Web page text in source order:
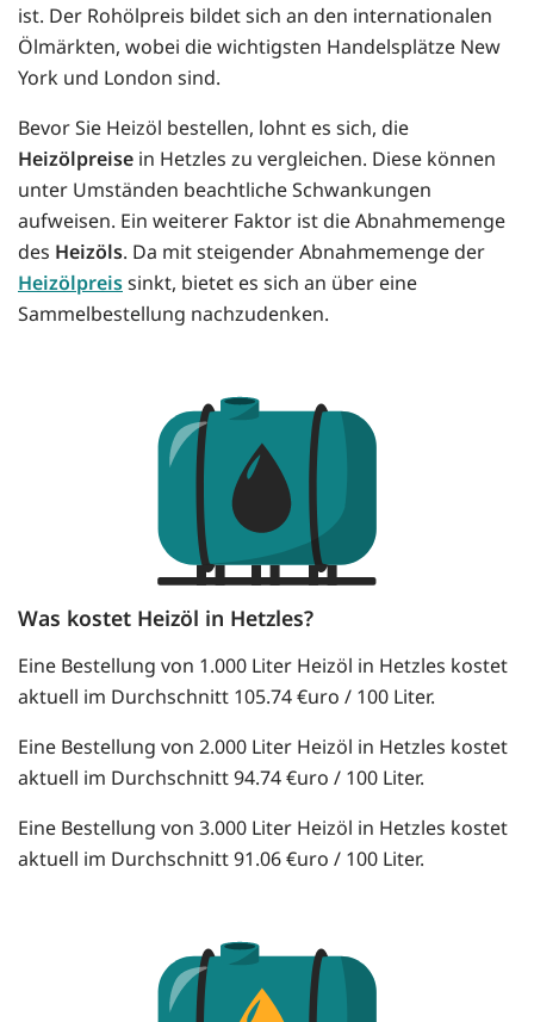
ist. Der Rohölpreis bildet sich an den internationalen
Ölmärkten, wobei die wichtigsten Handelsplätze New
York und London sind.
Bevor Sie Heizöl bestellen, lohnt es sich, die
Heizölpreise in Hetzles zu vergleichen. Diese können
unter Umständen beachtliche Schwankungen
aufweisen. Ein weiterer Faktor ist die Abnahmemenge
des Heizöls. Da mit steigender Abnahmemenge der
Heizölpreissinkt, bietet es sich an über eine
Sammelbestellung nachzudenken.
Was kostet Heizöl in Hetzles?
Eine Bestellung von 1.000 Liter Heizöl in Hetzles kostet
aktuell im Durchschnitt 105.74 €uro / 100 Liter.
Eine Bestellung von 2.000 Liter Heizöl in Hetzles kostet
aktuell im Durchschnitt 94.74 €uro / 100 Liter.
Eine Bestellung von 3.000 Liter Heizöl in Hetzles kostet
aktuell im Durchschnitt 91.06 €uro / 100 Liter.